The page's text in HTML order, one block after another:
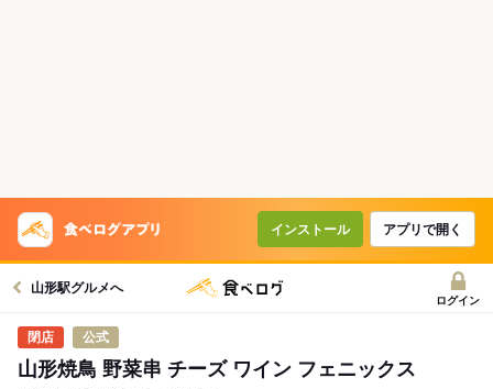
インストール アプリで開く
山形駅グルメへ
ログイン
公式
山形焼鳥 野菜串 チーズ ワイン フェニックス